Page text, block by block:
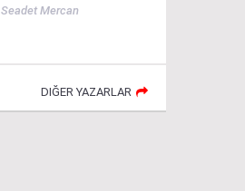
Seadet Mercan
DIĞER YAZARLAR